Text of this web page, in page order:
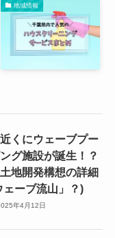
地域情報
くにウェーブプー
グ施設が誕生！？
地開発構想の詳細
ーブ流山」？)
年4月12日